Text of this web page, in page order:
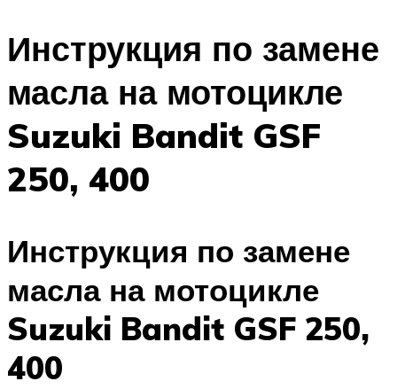
Инструкция по замене
масла на мотоцикле
Suzuki Bandit GSF
250, 400
Инструкция по замене
масла на мотоцикле
Suzuki Bandit GSF 250,
400